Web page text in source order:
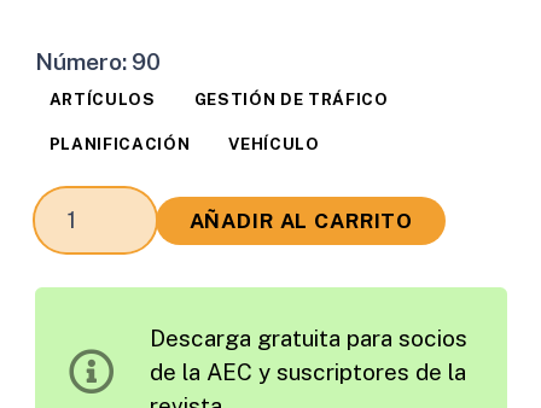
Número: 90
ARTÍCULOS GESTIÓN DE TRÁFICO
PLANIFICACIÓN VEHÍCULO
El
Simulador
Vehículo
AÑADIR AL CARRITO
Descarga gratuita para socios
de la AEC y suscriptores de la